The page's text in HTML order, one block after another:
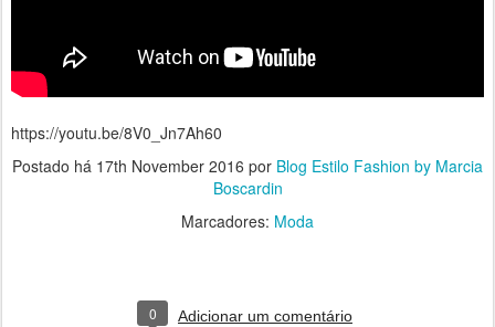
https://youtu.be/8V0_Jn7Ah60
Postado há 17th November 2016 por Blog Estilo Fashion by Marcia
Boscardin
Marcadores: Moda
0 Adicionar um comentário